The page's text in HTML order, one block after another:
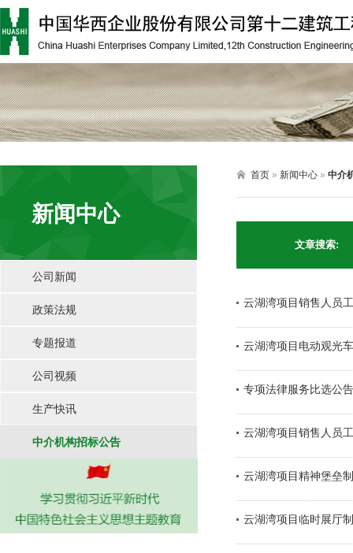
 首页 » 新闻中心 » 中介
文章搜索:
云湖湾项目销售人员
云湖湾项目电动观光
专项法律服务比选公告
云湖湾项目销售人员
云湖湾项目精神堡垒
云湖湾项目临时展厅
新闻中心
公司新闻
政策法规
专题报道
公司视频
生产快讯
中介机构招标公告